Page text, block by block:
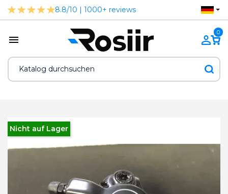
8.8/10 | 1000+ reviews
0
Nicht auf Lager